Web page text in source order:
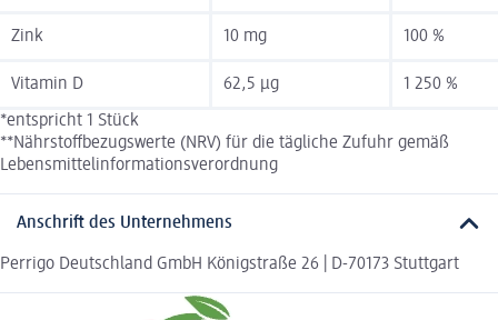
Zink 10 mg 100 %
Vitamin D 62,5 µg 1 250 %
*entspricht 1 Stück
**Nährstoffbezugswerte (NRV) für die tägliche Zufuhr gemäß
Lebensmittelinformationsverordnung
Anschrift des Unternehmens
Perrigo Deutschland GmbH Königstraße 26 | D-70173 Stuttgart